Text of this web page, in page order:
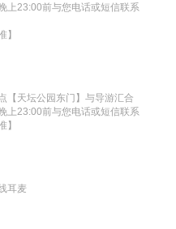
上23:00前与您电话或短信联系
】
【天坛公园东门】与导游汇合
上23:00前与您电话或短信联系
】
耳麦